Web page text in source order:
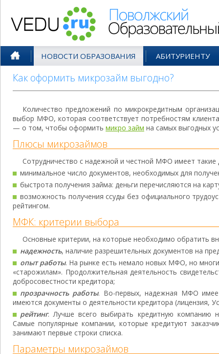
НОВОСТИ ОБРАЗОВАНИЯ АБИТУРИЕНТУ
Как оформить микрозайм выгодно?
Количество предложений по микрокредитным
выбор МФО, которая соответствует потребностям
— о том, чтобы оформить микро займ на самых выгодных
Плюсы микрозаймов
Сотрудничество с надежной и честной МФО имеет такие
минимальное число документов, необходимых для
быстрота получения займа: деньги перечисляются на
возможность получения ссуды без официального
рейтингом.
МФК: критерии выбора
Основные критерии, на которые необходимо обратить
надежность, наличие разрешительных документов на
опыт работы. На рынке есть немало новых МФО, но
«старожилам». Продолжительная деятельность
добросовестности кредитора;
прозрачность работы. Во-первых, надежная МФО
имеются документы о деятельности кредитора (лицензия,
рейтинг. Лучше всего выбирать кредитную компанию
Самые популярные компании, которые кредитуют
занимают первые строки списка.
Параметры микрозаймов